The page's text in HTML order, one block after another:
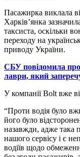
Пасажирка виклала
Харків’янка
таксиста, оскільки
переходу на
приводу України.
СБУ повідомила про
лаври, який
У компанії Bolt вже
“Проти водія було
його було
назавжди, адже така
нашого сервісу і є
водіїв щодо